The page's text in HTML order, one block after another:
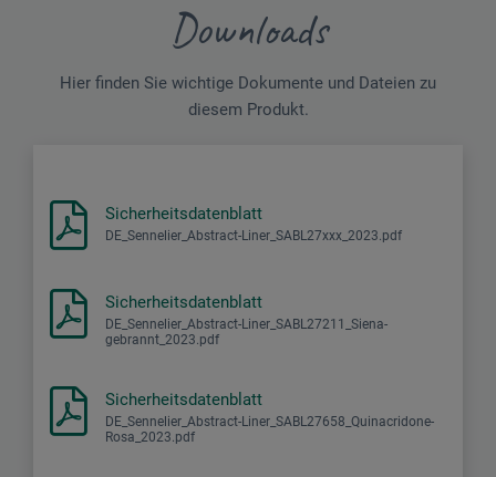
Downloads
Hier finden Sie wichtige Dokumente und Dateien zu
diesem Produkt.
Sicherheitsdatenblatt
DE_Sennelier_Abstract-Liner_SABL27xxx_2023.pdf
Sicherheitsdatenblatt
DE_Sennelier_Abstract-Liner_SABL27211_Siena-
gebrannt_2023.pdf
Sicherheitsdatenblatt
DE_Sennelier_Abstract-Liner_SABL27658_Quinacridone-
Rosa_2023.pdf